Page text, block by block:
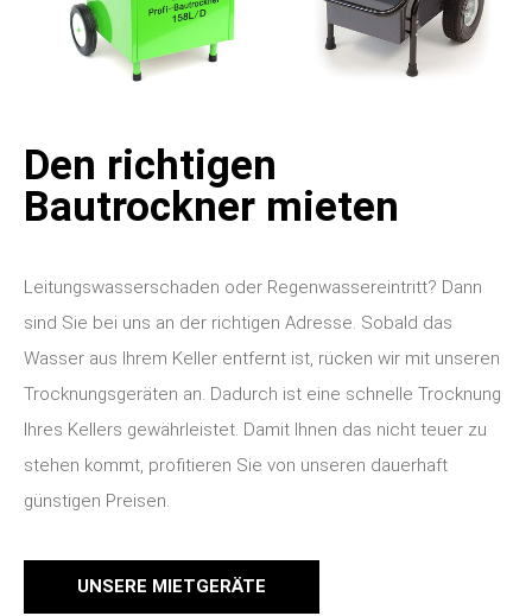
Den richtigen
Bautrockner mieten
Leitungswasserschaden oder Regenwassereintritt? Dann
sind Sie bei uns an der richtigen Adresse. Sobald das
Wasser aus Ihrem Keller entfernt ist, rücken wir mit unseren
Trocknungsgeräten an. Dadurch ist eine schnelle Trocknung
Ihres Kellers gewährleistet. Damit Ihnen das nicht teuer zu
stehen kommt, profitieren Sie von unseren dauerhaft
günstigen Preisen.
UNSERE MIETGERÄTE